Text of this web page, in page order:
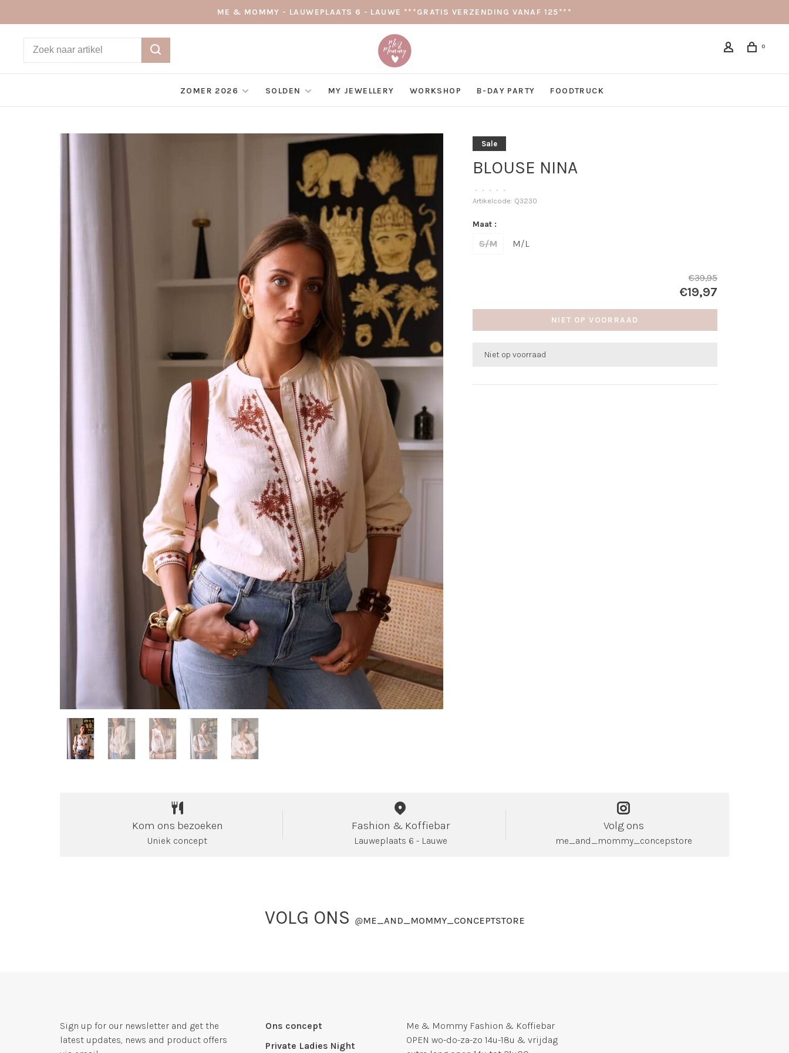
ME & MOMMY - LAUWEPLAATS 6 - LAUWE ***GRATIS VERZENDING VANAF 125***
0
ZOMER 2026 SOLDEN MY JEWELLERY WORKSHOP B-DAY PARTY FOODTRUCK
Sale
BLOUSE NINA
• • • •
•
Artikelcode: Q3230
Maat :
S/M M/L
€39,95
€19,97
NIET OP VOORRAAD
Niet op voorraad
Kom ons bezoeken
Uniek concept
Fashion & Koffiebar
Lauweplaats 6 - Lauwe
Volg ons
me_and_mommy_concepstore
VOLG ONS @ME_AND_MOMMY_CONCEPTSTORE
Sign up for our newsletter and get the
latest updates, news and product offers
Ons concept
Private Ladies Night
Me & Mommy Fashion & Koffiebar
OPEN wo-do-za-zo 14u-18u & vrijdag